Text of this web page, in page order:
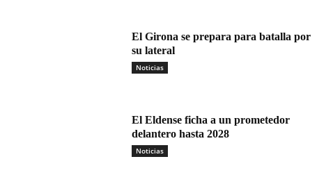
El Girona se prepara para batalla por
su lateral
Noticias
El Eldense ficha a un prometedor
delantero hasta 2028
Noticias